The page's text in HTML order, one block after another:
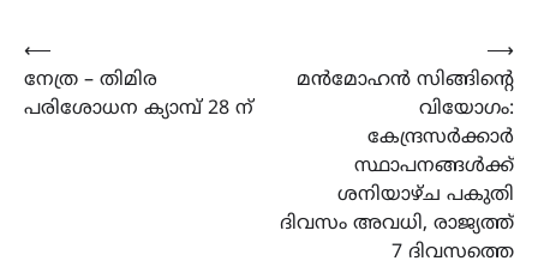
Post
navigation
⟵
നേത്ര – തിമിര
പരിശോധന ക്യാമ്പ് 28 ന്
മന്‍മോഹന്‍ സിങ്ങിൻ്റെ
വിയോഗം:
കേന്ദ്രസർക്കാർ
സ്ഥാപനങ്ങൾക്ക്
ശനിയാഴ്ച പകുതി
ദിവസം അവധി, രാജ്യത്ത്
7 ദിവസത്തെ
⟶